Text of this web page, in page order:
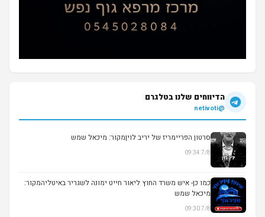
הדיווחים שלנו בטלגרם
@netivoti
▶
סרטון הפריימריז של יריב לויןמקור: מיכאל שמש
7/8 09:34
כמו כן- איש משרד החוץ ליאור חייט ימונה לשגריר באיטליהמקור:
מיכאל שמש
7/8 09:30